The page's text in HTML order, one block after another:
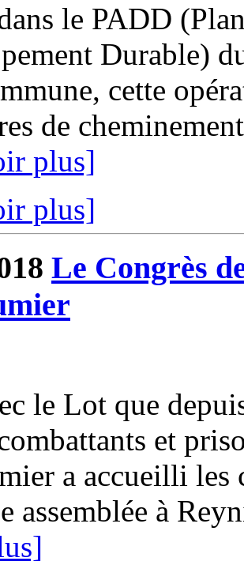
le PADD
Durable)
cette
de
plus]
plus]
Le Congrès
le Lot que
et
a accueilli les
assemblée à